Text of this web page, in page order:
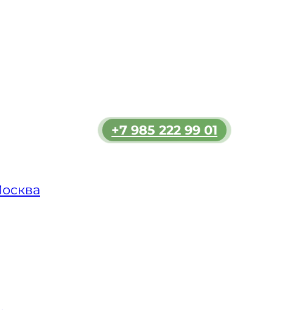
+7 985 222 99 01
и
СВАО
или